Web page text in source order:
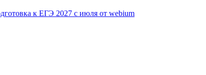
к ЕГЭ 2027 с июля от webium